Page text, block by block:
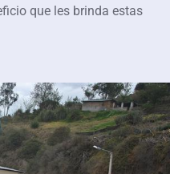
que les brinda estas